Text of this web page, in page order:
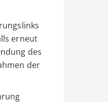
erneut
des
der